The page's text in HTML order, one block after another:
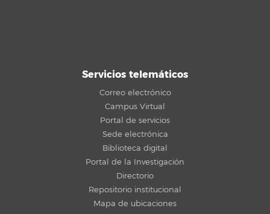
Servicios telemáticos
Correo electrónico
Campus Virtual
Portal de servicios
Sede electrónica
Biblioteca digital
Portal de la Investigación
Directorio
Repositorio institucional
Mapa de ubicaciones